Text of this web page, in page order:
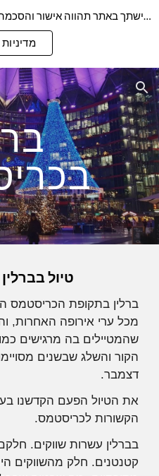
Skip to navigation
אנו משתמשים בקובצי Cookie כדי להבטיח שנספק לך את חוויית הגלישה הטובה ביותר באתר שלנו. המשך גלישתך באתר תהווה אישור והסכמה לכך
טיול
ברלין בתקופת הכריסטמס
מכל ערי אירופה האחרות,
שהמטיילים בה מרגישים
הקור והשלג שבשנים
דצמבר.
את הטיול הפעם הקדשנו
הקשורות לכריסטמס.
בברלין עשרות שווקים.
קטנטנים. חלק מהשווקים